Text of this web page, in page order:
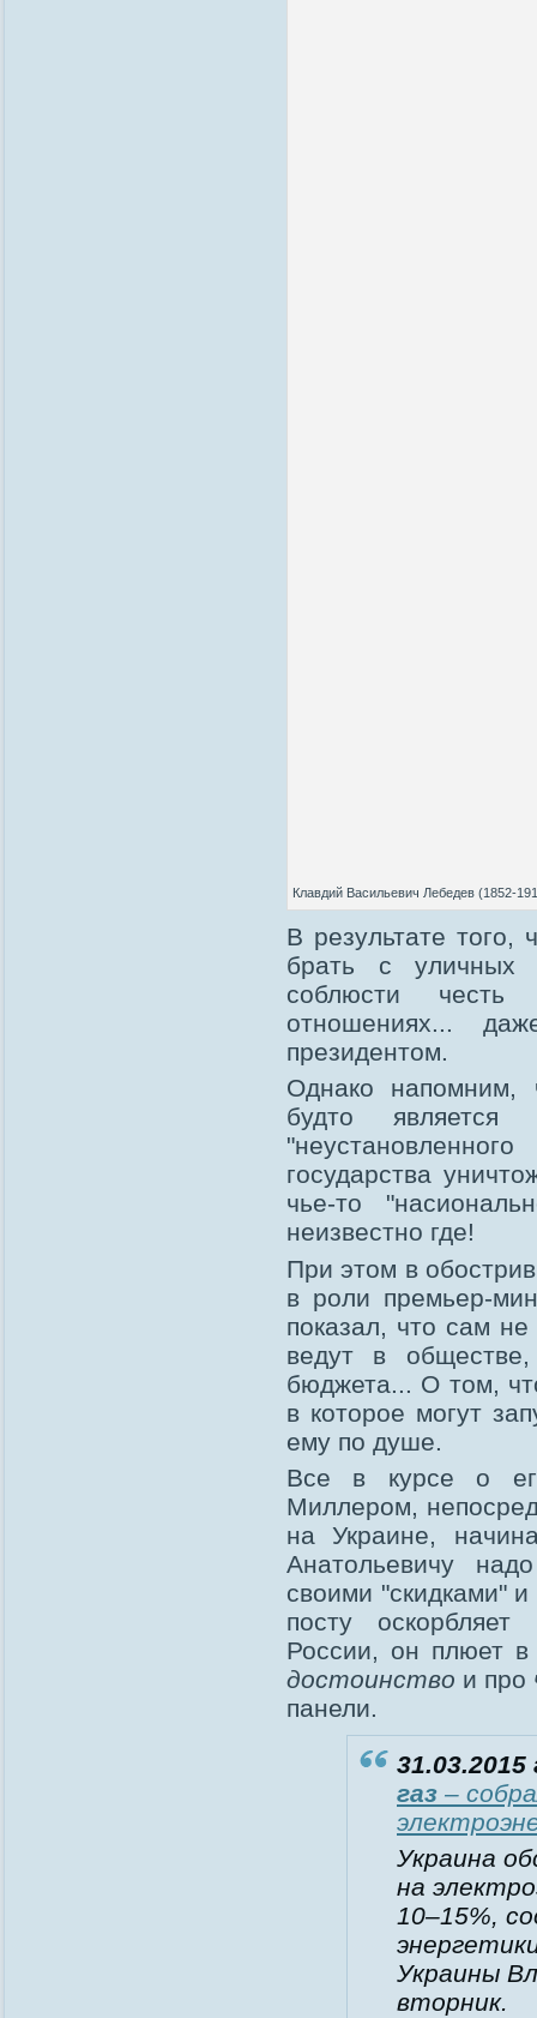
Клавдий Васильевич Лебедев (1852-
В результате того,
брать с уличных
соблюсти
отношениях...
президентом.
Однако напомним,
будто является
государства
чье-то
неизвестно где!
При этом в
в роли премьер-
показал, что сам
ведут в
бюджета... О том,
в которое могут
ему по душе.
Все в курсе о
Миллером,
на Украине,
Анатольевичу
своими "скидками"
посту
России, он плюет в
достоинство и про
панели.
31.03.2015
газ –
Украина
на
10–15%,
Украины
вторник.